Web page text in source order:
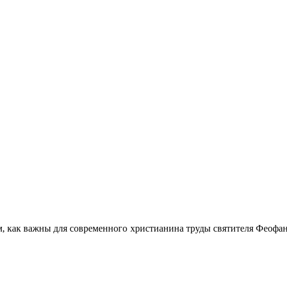
важны для современного христианина труды святителя